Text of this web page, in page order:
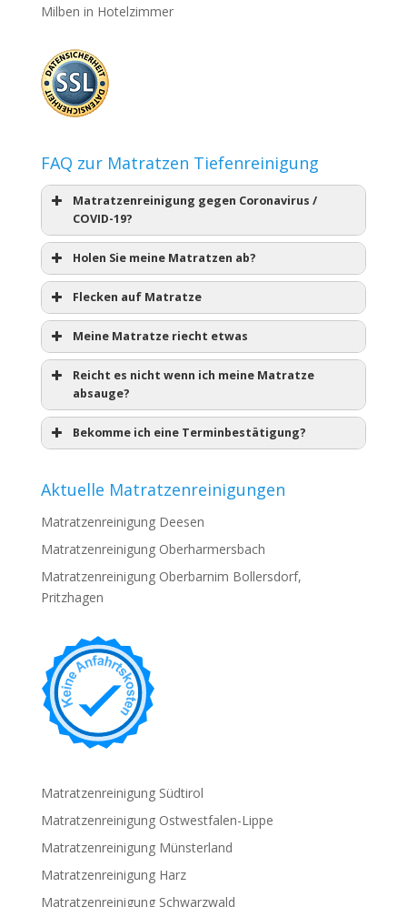
Milben in Hotelzimmer
FAQ zur Matratzen Tiefenreinigung
Matratzenreinigung gegen Coronavirus /
COVID-19?
Holen Sie meine Matratzen ab?
Flecken auf Matratze
Meine Matratze riecht etwas
Reicht es nicht wenn ich meine Matratze
absauge?
Bekomme ich eine Terminbestätigung?
Aktuelle Matratzenreinigungen
Matratzenreinigung Deesen
Matratzenreinigung Oberharmersbach
Matratzenreinigung Oberbarnim Bollersdorf,
Pritzhagen
Matratzenreinigung Südtirol
Matratzenreinigung Ostwestfalen-Lippe
Matratzenreinigung Münsterland
Matratzenreinigung Harz
Matratzenreinigung Schwarzwald